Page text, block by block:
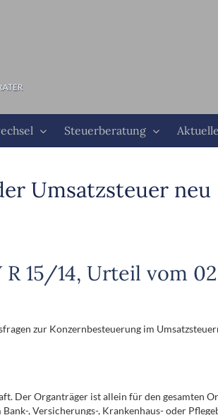
Steuerberatung
Umsatzsteuer neu
15/14, Urteil vom
zur Konzernbesteuerung im
Der Organträger ist allein für den gesamten
, Versicherungs-, Krankenhaus- oder